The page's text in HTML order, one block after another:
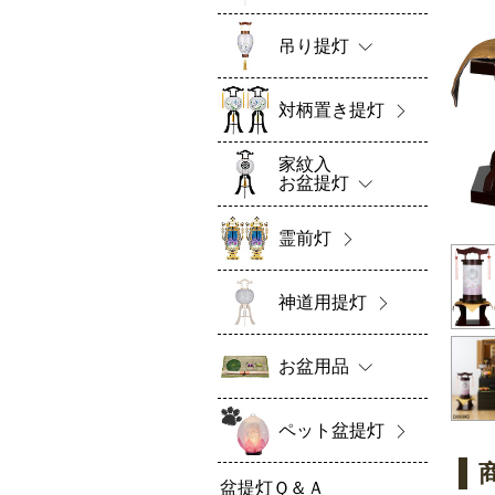
吊り提灯
対柄置き提灯
家紋入
お盆提灯
霊前灯
神道用提灯
お盆用品
ペット盆提灯
盆提灯Ｑ＆Ａ